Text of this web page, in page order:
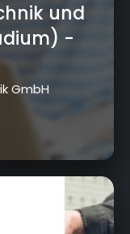
und
-
GmbH
Kronach -